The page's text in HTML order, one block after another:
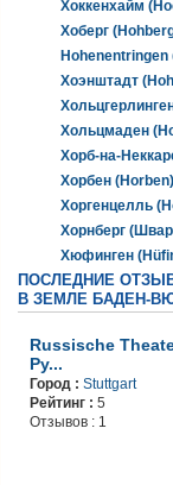
Хоккенхайм
Хоберг
Хоэнштадт
Хольцмаден
Хорб-на-
Хорбен (Horben)
Хоргенцелль
Хорнберг
Хюфинген
ПОСЛЕДНИЕ
В ЗЕМЛЕ БАДЕН-
Russische
Ру...
Город : Stuttgart
Рейтинг : 5
Отзывов : 1